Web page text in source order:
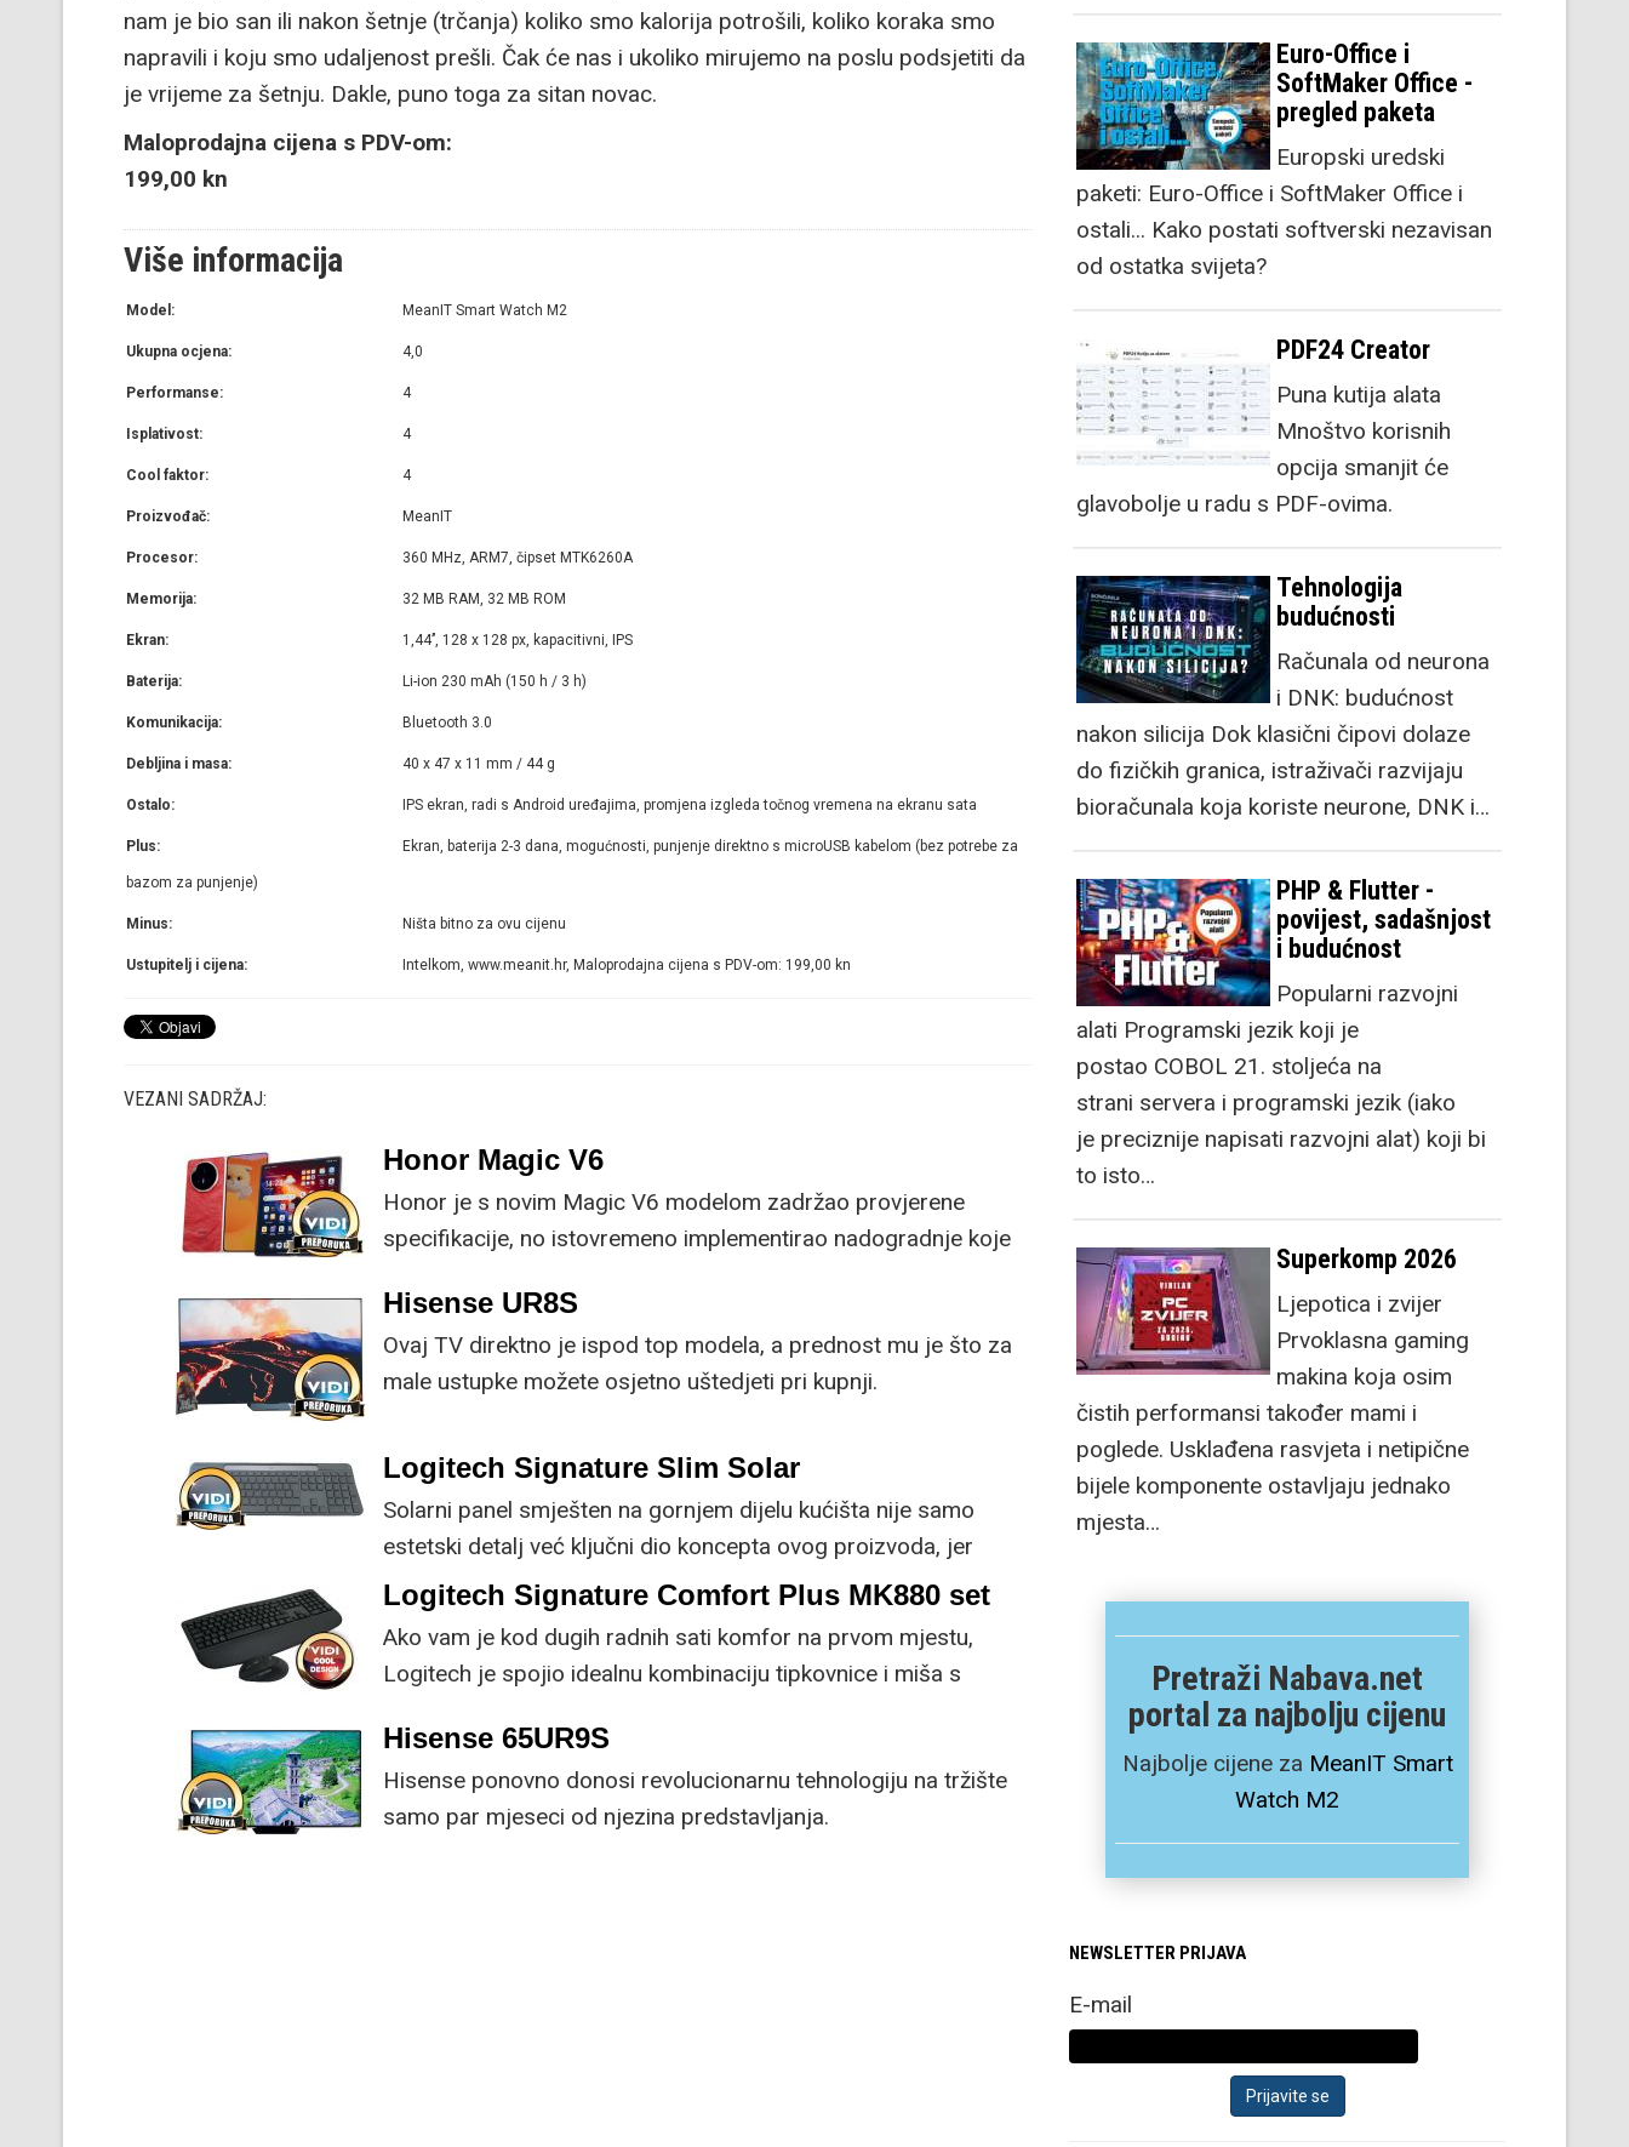
nam je bio san ili nakon šetnje (trčanja) koliko smo kalorija potrošili, koliko koraka smo
napravili i koju smo udaljenost prešli. Čak će nas i ukoliko mirujemo na poslu podsjetiti da
je vrijeme za šetnju. Dakle, puno toga za sitan novac.
Maloprodajna cijena s PDV-om:
199,00 kn
Više informacija
Model: MeanIT Smart Watch M2
Ukupna ocjena: 4,0
Performanse: 4
Isplativost: 4
Cool faktor: 4
Proizvođač: MeanIT
Procesor: 360 MHz, ARM7, čipset MTK6260A
Memorija: 32 MB RAM, 32 MB ROM
Ekran: 1,44’’, 128 x 128 px, kapacitivni, IPS
Baterija: Li-ion 230 mAh (150 h / 3 h)
Komunikacija: Bluetooth 3.0
Debljina i masa: 40 x 47 x 11 mm / 44 g
Ostalo: IPS ekran, radi s Android uređajima, promjena izgleda točnog vremena na ekranu sata
Plus: Ekran, baterija 2-3 dana, mogućnosti, punjenje direktno s microUSB kabelom (bez potrebe za
bazom za punjenje)
Minus: Ništa bitno za ovu cijenu
Ustupitelj i cijena: Intelkom, www.meanit.hr, Maloprodajna cijena s PDV-om: 199,00 kn
VEZANI SADRŽAJ:
Honor Magic V6
Honor je s novim Magic V6 modelom zadržao provjerene
specifikacije, no istovremeno implementirao nadogradnje koje
Hisense UR8S
Ovaj TV direktno je ispod top modela, a prednost mu je što za
male ustupke možete osjetno uštedjeti pri kupnji.
Logitech Signature Slim Solar
Solarni panel smješten na gornjem dijelu kućišta nije samo
estetski detalj već ključni dio koncepta ovog proizvoda, jer
koristi energiju prirodnog ili umjetnog svjetla za rad.
Logitech Signature Comfort Plus MK880 set
Ako vam je kod dugih radnih sati komfor na prvom mjestu,
Logitech je spojio idealnu kombinaciju tipkovnice i miša s
Hisense 65UR9S
Hisense ponovno donosi revolucionarnu tehnologiju na tržište
samo par mjeseci od njezina predstavljanja.
Euro-Office i
SoftMaker Office -
pregled paketa
Europski uredski
paketi: Euro-Office i SoftMaker Office i
ostali... Kako postati softverski nezavisan
od ostatka svijeta?
PDF24 Creator
Puna kutija alata
Mnoštvo korisnih
opcija smanjit će
glavobolje u radu s PDF-ovima.
Tehnologija
budućnosti
Računala od neurona
i DNK: budućnost
nakon silicija Dok klasični čipovi dolaze
do fizičkih granica, istraživači razvijaju
bioračunala koja koriste neurone, DNK i…
PHP & Flutter -
povijest, sadašnjost
i budućnost
Popularni razvojni
alati Programski jezik koji je
postao COBOL 21. stoljeća na
strani servera i programski jezik (iako
je preciznije napisati razvojni alat) koji bi
to isto…
Superkomp 2026
Ljepotica i zvijer
Prvoklasna gaming
makina koja osim
čistih performansi također mami i
poglede. Usklađena rasvjeta i netipične
bijele komponente ostavljaju jednako
mjesta…
Pretraži Nabava.net
portal za najbolju cijenu
Najbolje cijene za MeanIT Smart
Watch M2
NEWSLETTER PRIJAVA
E-mail